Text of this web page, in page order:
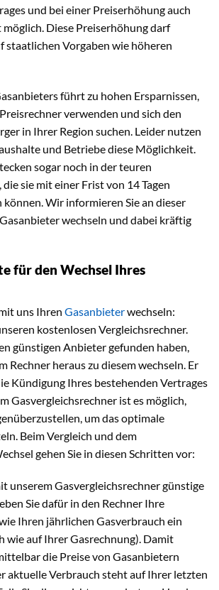
und bei einer Preiserhöhung auch
Diese Preiserhöhung darf
staatlichen Vorgaben wie höheren
führt zu hohen Ersparnissen,
verwenden und sich den
in Ihrer Region suchen. Leider nutzen
und Betriebe diese Möglichkeit.
sogar noch in der teuren
, die sie mit einer Frist von 14 Tagen
Wir informieren Sie an dieser
wechseln und dabei kräftig
für den Wechsel Ihres
uns Ihren Gasanbieterwechseln:
kostenlosen Vergleichsrechner.
günstigen Anbieter gefunden haben,
Rechner heraus zu diesem wechseln. Er
Kündigung Ihres bestehenden Vertrages
Gasvergleichsrechner ist es möglich,
um das optimale
Beim Vergleich und dem
gehen Sie in diesen Schritten vor:
unserem Gasvergleichsrechner günstige
Sie dafür in den Rechner Ihre
Ihren jährlichen Gasverbrauch ein
wie auf Ihrer Gasrechnung). Damit
die Preise von Gasanbietern
aktuelle Verbrauch steht auf Ihrer letzten